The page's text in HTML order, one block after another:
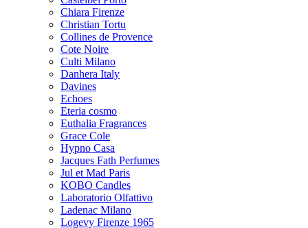
Chiara Firenze
Christian Tortu
Collines de Provence
Cote Noire
Culti Milano
Danhera Italy
Davines
Echoes
Eteria cosmo
Euthalia Fragrances
Grace Cole
Hypno Casa
Jacques Fath Perfumes
Jul et Mad Paris
KOBO Candles
Laboratorio Olfattivo
Ladenac Milano
Logevy Firenze 1965